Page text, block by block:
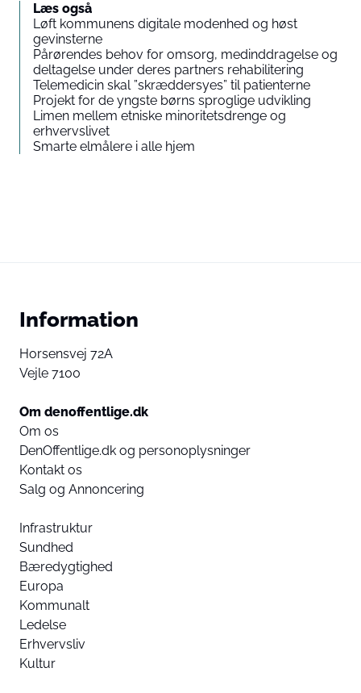
Læs også
Løft kommunens digitale modenhed og høst
gevinsterne
Pårørendes behov for omsorg, medinddragelse og
deltagelse under deres partners rehabilitering
Telemedicin skal ”skræddersyes” til patienterne
Projekt for de yngste børns sproglige udvikling
Limen mellem etniske minoritetsdrenge og
erhvervslivet
Smarte elmålere i alle hjem
Information
Horsensvej 72A
Vejle 7100
Om denoffentlige.dk
Om os
DenOffentlige.dk og personoplysninger
Kontakt os
Salg og Annoncering
Infrastruktur
Sundhed
Bæredygtighed
Europa
Kommunalt
Ledelse
Erhvervsliv
Kultur